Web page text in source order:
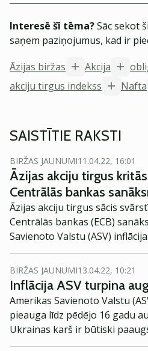
Interesē šī tēma?Sāc sekot
saņem paziņojumus, kad ir
Āzijas biržas
Akcija
akciju tirgus indekss
Nafta
SAISTĪTIE RAKSTI
BIRŽAS JAUNUMI11.04.22, 16:01
Āzijas akciju tirgus
Centrālās bankas
Āzijas akciju tirgus sācis
Centrālās bankas (ECB)
Savienoto Valstu (ASV)
savukārt eiro "atslābināja"
sakāve Francijas prezidenta
BIRŽAS JAUNUMI13.04.22, 10:21
Inflācija ASV turpina
Amerikas Savienoto Valstu
pieauga līdz pēdējo 16 gadu
Ukrainas karš ir būtiski
izmaksas. Tas palielina